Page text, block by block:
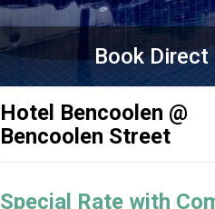
Book
Hotel Bencoolen @
Bencoolen Street
Special Rate with